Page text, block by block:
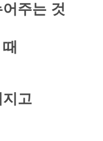
주는 것
고